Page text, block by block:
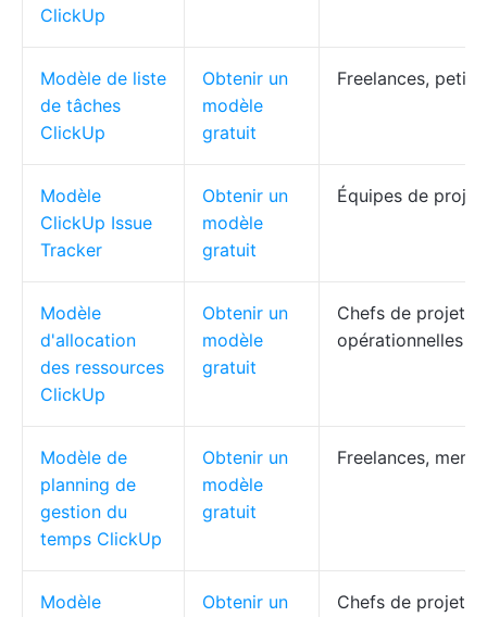
ClickUp
Modèle de liste
de tâches
ClickUp
Obtenir un
modèle
gratuit
Freelances,
Modèle
ClickUp Issue
Tracker
Obtenir un
modèle
gratuit
Équipes de
Modèle
d'allocation
des ressources
ClickUp
Obtenir un
modèle
gratuit
Chefs de projet,
opérationnelles
Modèle de
planning de
gestion du
temps ClickUp
Obtenir un
modèle
gratuit
Freelances,
Modèle
Obtenir un
Chefs de projet,